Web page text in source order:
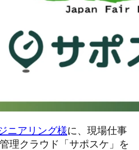
ニアリング様に、現場仕事
理クラウド「サポスケ」を